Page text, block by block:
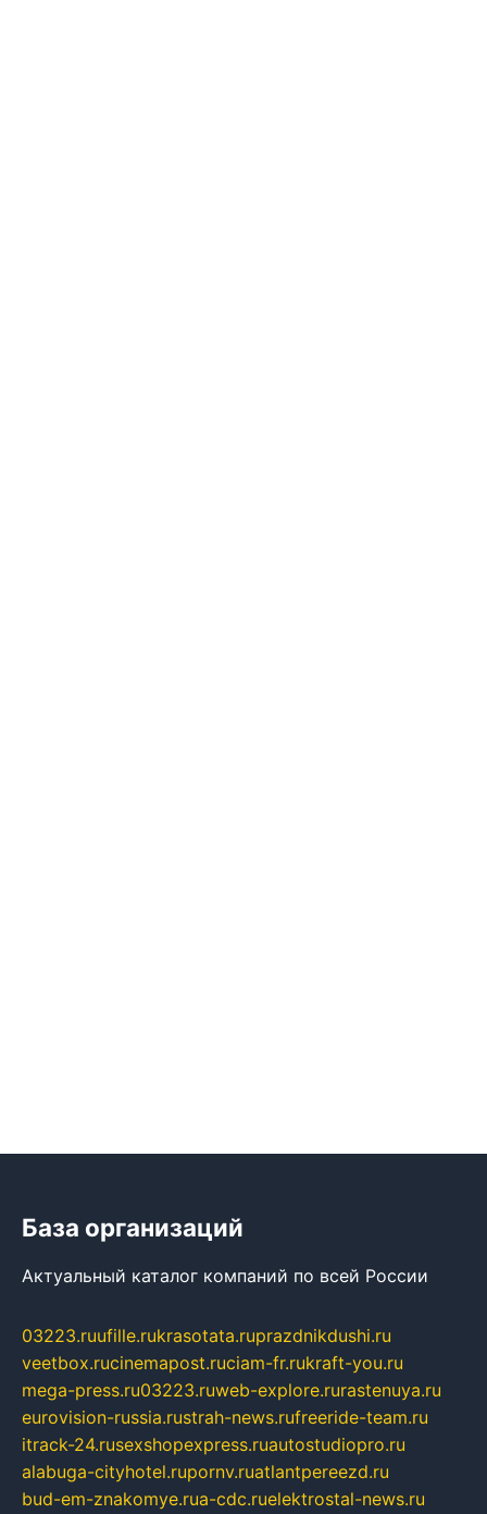
База организаций
Актуальный каталог компаний по всей России
03223.ruufille.rukrasotata.ruprazdnikdushi.ru
veetbox.rucinemapost.ruciam-fr.rukraft-you.ru
mega-press.ru03223.ruweb-explore.rurastenuya.ru
eurovision-russia.rustrah-news.rufreeride-team.ru
itrack-24.rusexshopexpress.ruautostudiopro.ru
alabuga-cityhotel.rupornv.ruatlantpereezd.ru
bud-em-znakomye.rua-cdc.ruelektrostal-news.ru